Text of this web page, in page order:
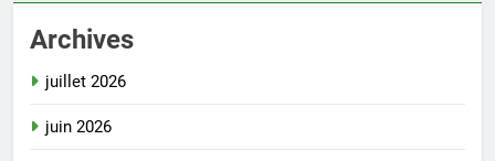
Archives
juillet 2026
juin 2026